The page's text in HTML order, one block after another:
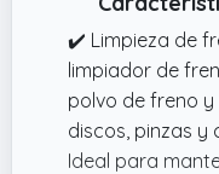
✔️ Limpieza de
limpiador de
polvo de freno
discos, pinzas y
Ideal para